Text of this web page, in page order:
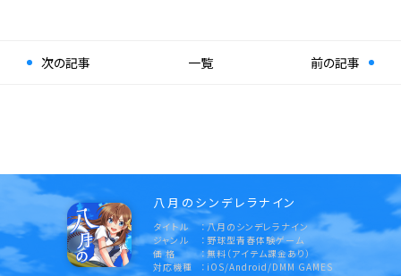
次の記事 前の記事
一覧
八月のシンデレラナイン
タイトル
八月のシンデレラナイン
ジャンル
野球型青春体験ゲーム
価 格
無料（アイテム課金あり）
対応機種
iOS/Android/DMM GAMES